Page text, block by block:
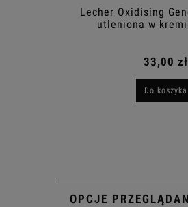
Lecher Oxidising
utleniona w
33,00 zł
Do koszyka
OPCJE